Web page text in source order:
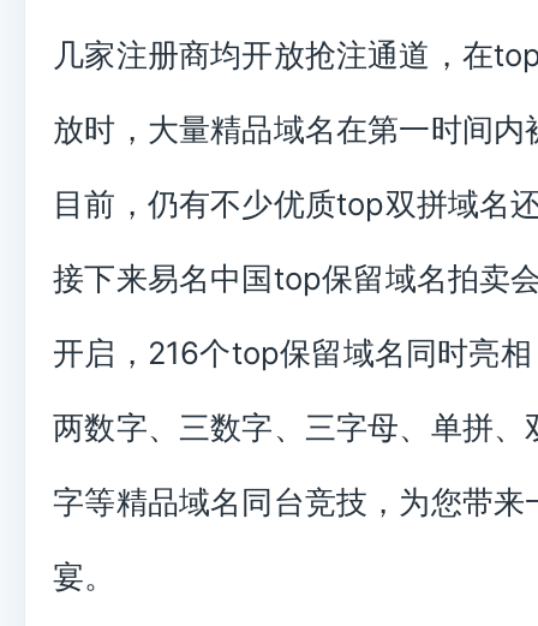
几家注册商均开放抢注通道，在
放时，大量精品域名在第一时间内
目前，仍有不少优质top双拼域名
接下来易名中国top保留域名拍卖
开启，216个top保留域名同时亮
两数字、三数字、三字母、单拼、
字等精品域名同台竞技，为您带来
宴。